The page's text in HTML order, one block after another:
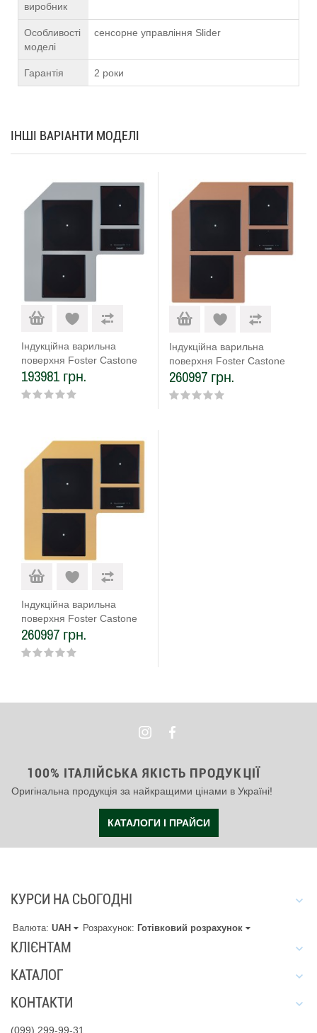
виробник
Особливості
моделі
сенсорне управління Slider
Гарантія 2 роки
ІНШІ ВАРІАНТИ МОДЕЛІ
Індукційна варильна
поверхня Foster Castone
7438 000
193981 грн.
Індукційна варильна
поверхня Foster Castone
7438 008
260997 грн.
Індукційна варильна
поверхня Foster Castone
7438 009
260997 грн.
100% ІТАЛІЙСЬКА ЯКІСТЬ ПРОДУКЦІЇ
Оригінальна продукція за найкращими цінами в Україні!
КАТАЛОГИ І ПРАЙСИ
КУРСИ НА СЬОГОДНІ
Валюта: UAH Розрахунок: Готівковий розрахунок
КЛІЄНТАМ
КАТАЛОГ
КОНТАКТИ
(099) 299-99-31